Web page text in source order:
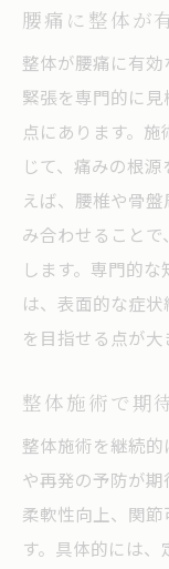
腰痛歴
整体利
円光寺で整
整体院
円光寺
整体施
地域密
整体予
説
腰痛改
腰痛に整体が
整体が腰痛に有
緊張を専門的に
点にあります。
じて、痛みの根
えば、腰椎や骨
み合わせること
します。専門的
は、表面的な症
を目指せる点が大
整体施術で期
整体施術を継続
や再発の予防が
柔軟性向上、関
す。具体的には